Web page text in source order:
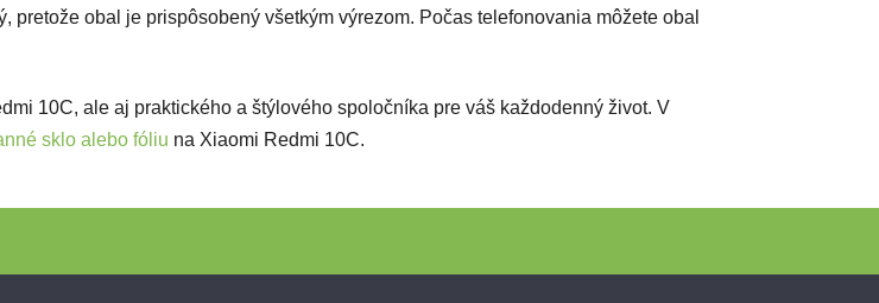
obal je prispôsobený všetkým výrezom. Počas telefonovania môžete obal
10C, ale aj praktického a štýlového spoločníka pre váš každodenný život. V
sklo alebo fóliu na Xiaomi Redmi 10C.